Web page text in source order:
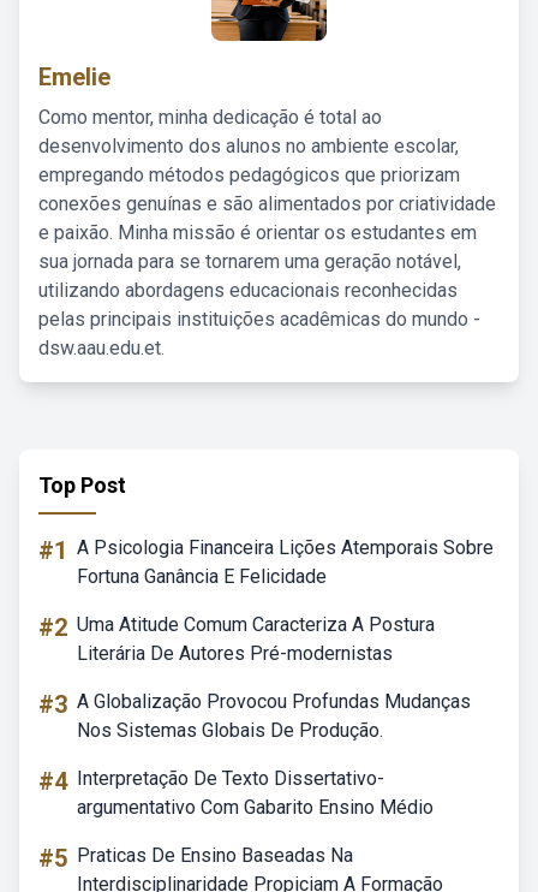
Emelie
Como mentor, minha dedicação é total ao
desenvolvimento dos alunos no ambiente escolar,
empregando métodos pedagógicos que priorizam
conexões genuínas e são alimentados por criatividade
e paixão. Minha missão é orientar os estudantes em
sua jornada para se tornarem uma geração notável,
utilizando abordagens educacionais reconhecidas
pelas principais instituições acadêmicas do mundo -
dsw.aau.edu.et.
Top Post
#1 A Psicologia Financeira Lições Atemporais Sobre
Fortuna Ganância E Felicidade
#2 Uma Atitude Comum Caracteriza A Postura
Literária De Autores Pré-modernistas
#3 A Globalização Provocou Profundas Mudanças
Nos Sistemas Globais De Produção.
#4 Interpretação De Texto Dissertativo-
argumentativo Com Gabarito Ensino Médio
#5 Praticas De Ensino Baseadas Na
Interdisciplinaridade Propiciam A Formação